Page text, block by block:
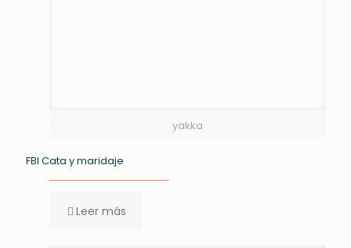
yakka
FBI Cata y maridaje
Leer más